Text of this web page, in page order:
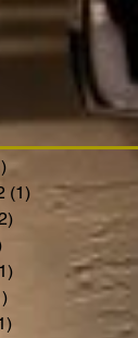
1 yazı
(1) 1 yazı